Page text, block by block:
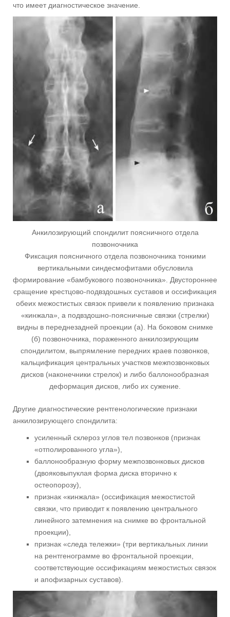
что имеет диагностическое значение.
Анкилозирующий спондилит поясничного отдела
позвоночника
Фиксация поясничного отдела позвоночника тонкими
вертикальными синдесмофитами обусловила
формирование «бамбукового позвоночника». Двустороннее
сращение крестцово-подвздошных суставов и оссификация
обеих межостистых связок привели к появлению признака
«кинжала», а подвздошно-поясничные связки (стрелки)
видны в переднезадней проекции (а). На боковом снимке
(б) позвоночника, пораженного анкилозирующим
спондилитом, выпрямление передних краев позвонков,
кальцификация центральных участков межпозвонковых
дисков (наконечники стрелок) и либо баллонообразная
деформация дисков, либо их сужение.
Другие диагностические рентгенологические признаки
анкилозирующего спондилита:
усиленный склероз углов тел позвонков (признак
«отполированного угла»),
баллонообразную форму межпозвонковых дисков
(двояковыпуклая форма диска вторично к
остеопорозу),
признак «кинжала» (оссификация межостистой
связки, что приводит к появлению центрального
линейного затемнения на снимке во фронтальной
проекции),
признак «следа тележки» (три вертикальных линии
на рентгенограмме во фронтальной проекции,
соответствующие оссификациям межостистых связок
и апофизарных суставов).